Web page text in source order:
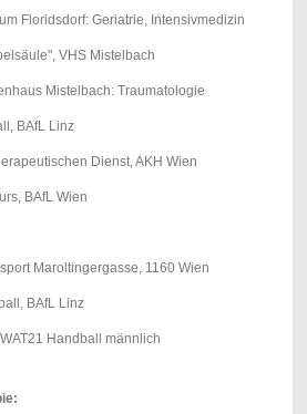
Floridsdorf: Geriatrie, Intensivmedizin
VHS Mistelbach
Mistelbach: Traumatologie
BAfL Linz
Dienst, AKH Wien
BAfL Wien
Maroltingergasse, 1160 Wien
BAfL Linz
Handball männlich